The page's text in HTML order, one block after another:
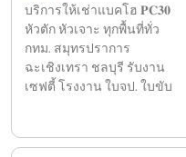
บริการให้เช่าแบคโฮ 𝐏𝐂𝟑𝟎
หัวตัก หัวเจาะ ทุกพื้นที่ทั่ว
กทม. สมุทรปราการ
ฉะเชิงเทรา ชลบุรี รับงาน
เซฟตี้ โรงงาน ใบจป. ใบขับ